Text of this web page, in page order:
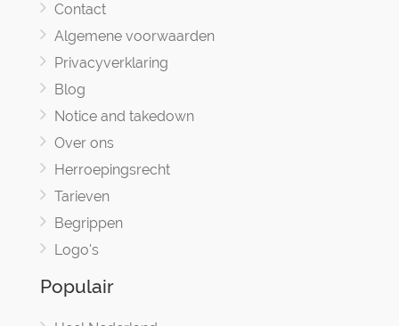
Contact
Algemene voorwaarden
Privacyverklaring
Blog
Notice and takedown
Over ons
Herroepingsrecht
Tarieven
Begrippen
Logo's
Populair